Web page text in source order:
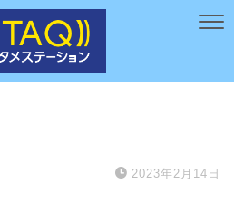
2023年2月14日